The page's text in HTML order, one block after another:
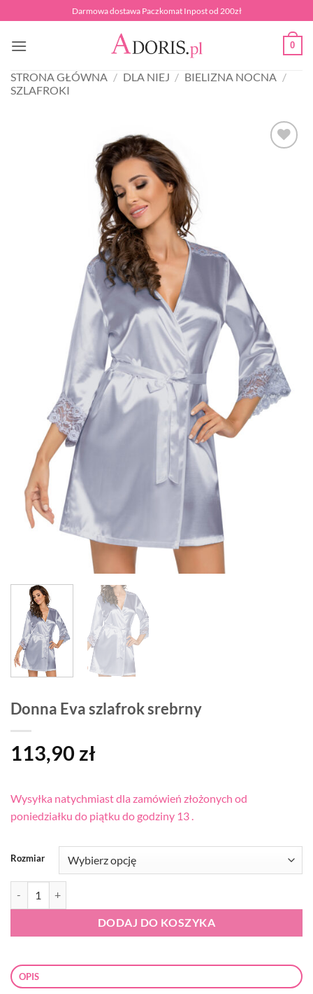
do
zawartości
Darmowa dostawa Paczkomat Inpost od 200zł
0
STRONA GŁÓWNA / DLA NIEJ / BIELIZNA NOCNA /
SZLAFROKI
Donna Eva szlafrok srebrny
113,90 zł
Wysyłka natychmiast dla zamówień złożonych od
poniedziałku do piątku do godziny 13 .
Rozmiar
DODAJ DO KOSZYKA
OPIS